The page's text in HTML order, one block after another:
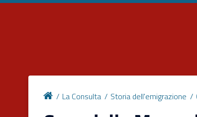
La Consulta Storia dell'emigrazione